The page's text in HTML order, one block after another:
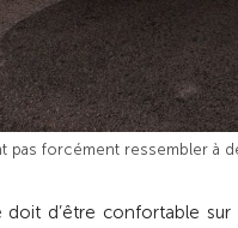
pas forcément ressembler à
doit d’être confortable